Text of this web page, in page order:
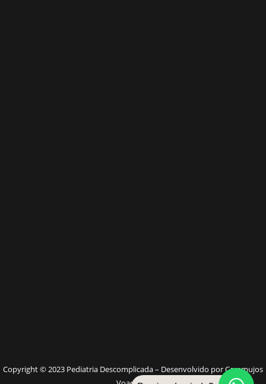
Copyright © 2023 Pediatria Descomplicada – Desenvolvido por Caramujos
W